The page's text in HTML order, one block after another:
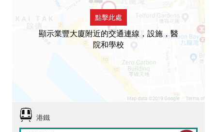
點擊此處
顯示業豐大廈附近的交通連線，設施，醫
院和學校
港鐵